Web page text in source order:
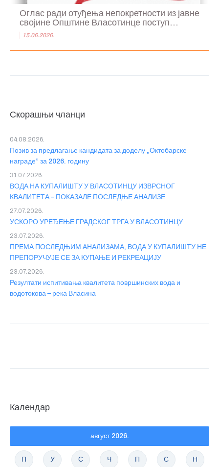
Оглас ради отуђења непокретности из јавне
својине Општине Власотинце поступ...
15.06.2026.
Скорашњи чланци
Позив за предлагање кандидата за доделу „Октобарске
награде” за 2026. годину
04.08.2026.
ВОДА НА КУПАЛИШТУ У ВЛАСОТИНЦУ ИЗВРСНОГ
КВАЛИТЕТА – ПОКАЗАЛЕ ПОСЛЕДЊЕ АНАЛИЗЕ
31.07.2026.
УСКОРО УРЕЂЕЊЕ ГРАДСКОГ ТРГА У ВЛАСОТИНЦУ
27.07.2026.
ПРЕМА ПОСЛЕДЊИМ АНАЛИЗАМА, ВОДА У КУПАЛИШТУ НЕ
ПРЕПОРУЧУЈЕ СЕ ЗА КУПАЊЕ И РЕКРЕАЦИЈУ
23.07.2026.
Резултати испитивања квалитета површинских вода и
водотокова – река Власина
23.07.2026.
Календар
август 2026.
П У С Ч П С Н